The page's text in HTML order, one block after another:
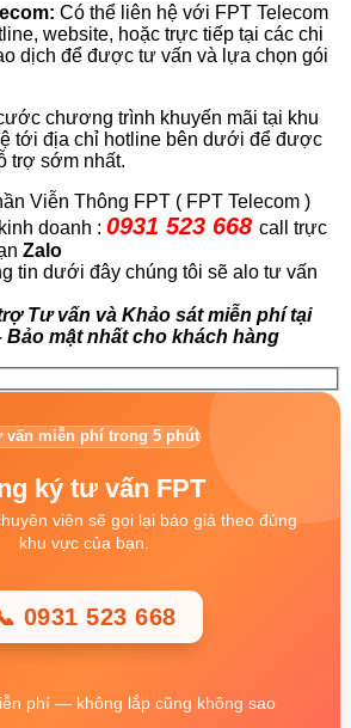
Có thể liên hệ với FPT Telecom
website, hoặc trực tiếp tại các chi
dịch để được tư vấn và lựa chọn gói
chương trình khuyến mãi tại khu
tới địa chỉ hotline bên dưới để được
trợ sớm nhất.
Viễn Thông FPT ( FPT Telecom )
doanh : 0931 523 668 call trực
Zalo
tin dưới đây chúng tôi sẽ alo tư vấn
Tư vấn và Khảo sát miễn phí tại
Bảo mật nhất cho khách hàng
vấn miễn phí trong 5 phút
ký tư vấn FPT
viên sẽ gọi lại báo giá theo đúng
khu vực của bạn.
0931 523 668
phí — không lắp cũng không sao